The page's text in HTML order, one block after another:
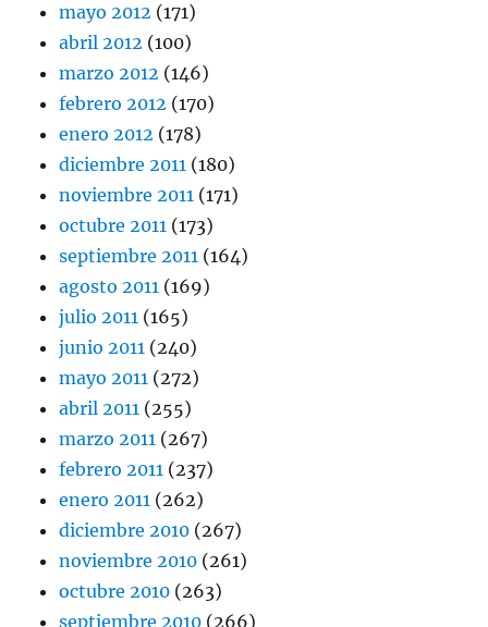
mayo 2012 (171)
abril 2012 (100)
marzo 2012 (146)
febrero 2012 (170)
enero 2012 (178)
diciembre 2011 (180)
noviembre 2011 (171)
octubre 2011 (173)
septiembre 2011 (164)
agosto 2011 (169)
julio 2011 (165)
junio 2011 (240)
mayo 2011 (272)
abril 2011 (255)
marzo 2011 (267)
febrero 2011 (237)
enero 2011 (262)
diciembre 2010 (267)
noviembre 2010 (261)
octubre 2010 (263)
septiembre 2010 (266)